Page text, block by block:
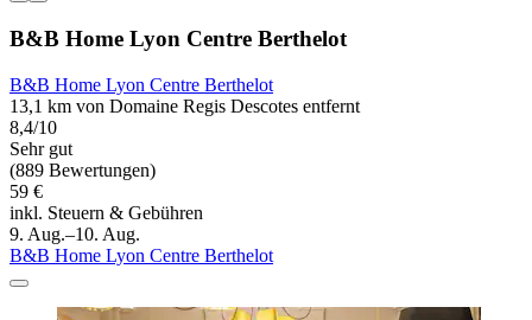
B&B Home Lyon Centre Berthelot
B&B Home Lyon Centre Berthelot
13,1 km von Domaine Regis Descotes entfernt
8,4/10
Sehr gut
(889 Bewertungen)
59 €
inkl. Steuern & Gebühren
9. Aug.–10. Aug.
B&B Home Lyon Centre Berthelot